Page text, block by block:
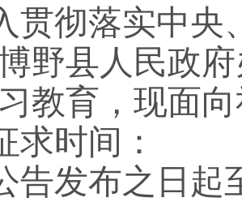
贯彻落实中央
野县人民政
教育，现面
求时间：
告发布之日起